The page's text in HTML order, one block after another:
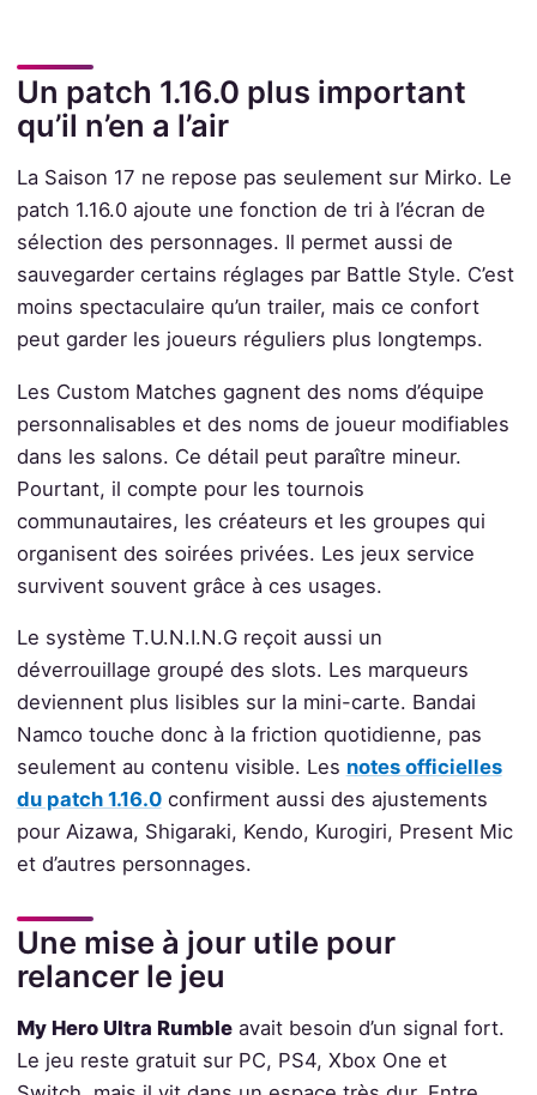
Un patch 1.16.0 plus important
qu’il n’en a l’air
La Saison 17 ne repose pas seulement sur Mirko. Le
patch 1.16.0 ajoute une fonction de tri à l’écran de
sélection des personnages. Il permet aussi de
sauvegarder certains réglages par Battle Style. C’est
moins spectaculaire qu’un trailer, mais ce confort
peut garder les joueurs réguliers plus longtemps.
Les Custom Matches gagnent des noms d’équipe
personnalisables et des noms de joueur modifiables
dans les salons. Ce détail peut paraître mineur.
Pourtant, il compte pour les tournois
communautaires, les créateurs et les groupes qui
organisent des soirées privées. Les jeux service
survivent souvent grâce à ces usages.
Le système T.U.N.I.N.G reçoit aussi un
déverrouillage groupé des slots. Les marqueurs
deviennent plus lisibles sur la mini-carte. Bandai
Namco touche donc à la friction quotidienne, pas
seulement au contenu visible. Les notes officielles
du patch 1.16.0confirment aussi des ajustements
pour Aizawa, Shigaraki, Kendo, Kurogiri, Present Mic
et d’autres personnages.
Une mise à jour utile pour
relancer le jeu
My Hero Ultra Rumbleavait besoin d’un signal fort.
Le jeu reste gratuit sur PC, PS4, Xbox One et